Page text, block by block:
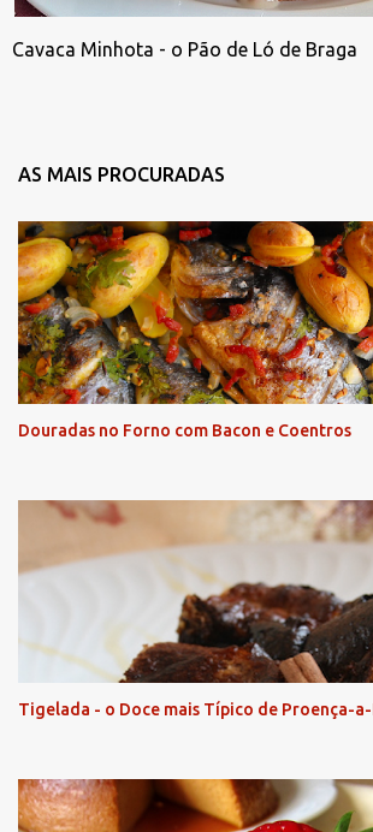
Cavaca Minhota - o Pão de Ló de Braga
AS MAIS PROCURADAS
Douradas no Forno com Bacon e Coentros
Tigelada - o Doce mais Típico de Proença-